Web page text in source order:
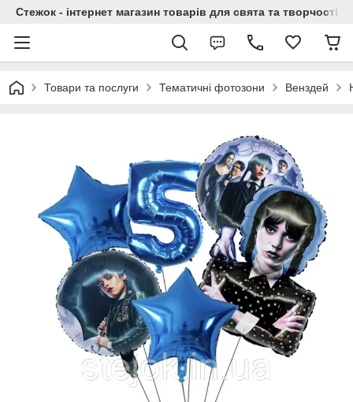
Стежок - інтернет магазин товарів для свята та творчості
Товари та послуги Тематичні фотозони Венздей